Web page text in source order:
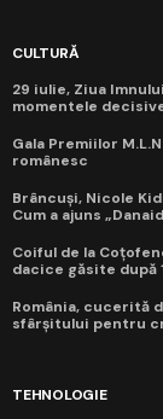
CULTURĂ
29 iulie, Ziua
momentele
Gala Premiilor
românesc
Brâncuși, Nicole
Cum a ajuns
Coiful de la
dacice găsite după
România, cucerită
sfârșitului pentru
TEHNOLOGIE